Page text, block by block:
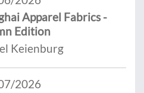
Apparel Fabrics -
Edition
Keienburg
2026